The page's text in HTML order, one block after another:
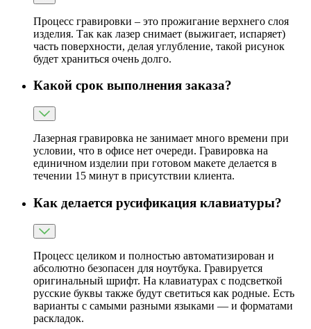
Процесс гравировки – это прожигание верхнего слоя
изделия. Так как лазер снимает (выжигает, испаряет)
часть поверхности, делая углубление, такой рисунок
будет храниться очень долго.
Какой срок выполнения заказа?
Лазерная гравировка не занимает много времени при
условии, что в офисе нет очереди. Гравировка на
единичном изделии при готовом макете делается в
течении 15 минут в присутствии клиента.
Как делается русификация клавиатуры?
Процесс целиком и полностью автоматизирован и
абсолютно безопасен для ноутбука. Гравируется
оригинальный шрифт. На клавиатурах с подсветкой
русские буквы также будут светиться как родные. Есть
варианты с самыми разными языками — и форматами
раскладок.